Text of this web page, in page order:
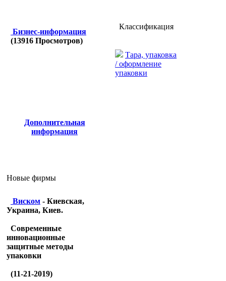
Бизнес-информация
(13916 Просмотров)
Дополнительная
информация
Новые фирмы
Виском - Киевская,
Украина, Киев.
Современные
инновационные
защитные методы
упаковки
(11-21-2019)
Классификация
Тара, упаковка
/ оформление
упаковки